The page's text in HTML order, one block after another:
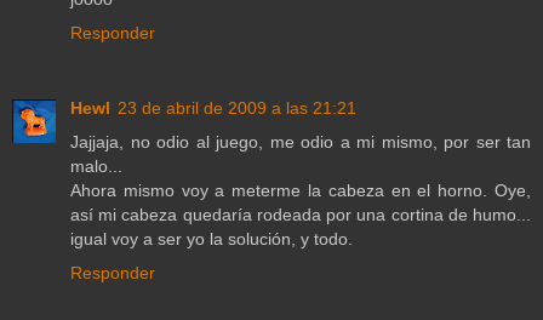
Responder
Hewl 23 de abril de 2009 a las 21:21
Jajjaja, no odio al juego, me odio a mi mismo, por ser tan
malo...
Ahora mismo voy a meterme la cabeza en el horno. Oye,
así mi cabeza quedaría rodeada por una cortina de humo...
igual voy a ser yo la solución, y todo.
Responder